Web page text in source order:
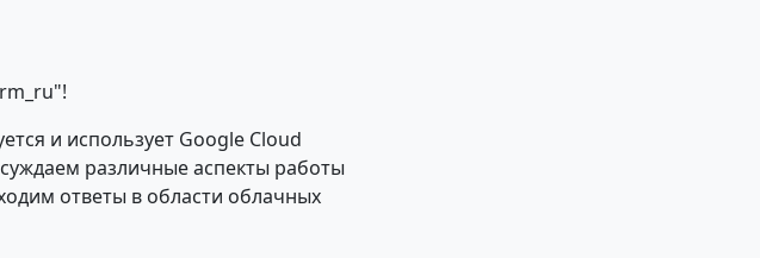
и использует Google Cloud
различные аспекты работы
ответы в области облачных